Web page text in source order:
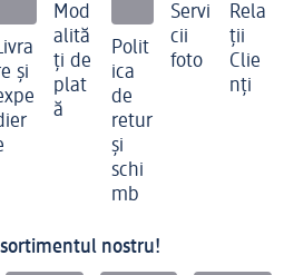
și
Mod
alită
ți de
plat
ă
Polit
ica
de
retur
și
schi
mb
Servi
cii
foto
Rela
ții
Clie
nți
nostru!